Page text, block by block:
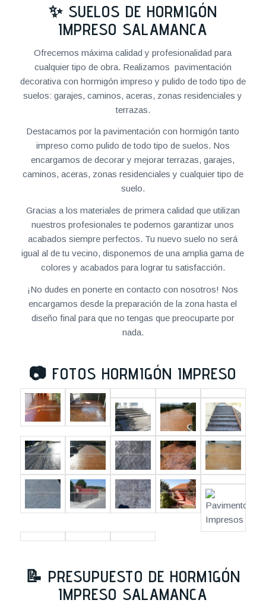
✨ SUELOS DE HORMIGÓN
IMPRESO SALAMANCA
Ofrecemos máxima calidad y profesionalidad para
cualquier tipo de obra. Realizamos pavimentación
decorativa con hormigón impreso y pulido de todo tipo de
suelos: garajes, caminos, aceras, zonas residenciales y
terrazas.
Destacamos por la pavimentación con hormigón tanto
impreso como pulido de todo tipo de suelos. Nos
encargamos de decorar y mejorar terrazas, garajes,
caminos, aceras, zonas residenciales y cualquier tipo de
suelo.
Gracias a los materiales de primera calidad que utilizan
nuestros profesionales te podemos garantizar unos
acabados siempre perfectos. Tu nuevo suelo no será
igual al de tu vecino, disponemos de una amplia gama de
colores y acabados para lograr tu satisfacción.
¡No dudes en ponerte en contacto con nosotros! Nos
encargamos desde la preparación de la zona hasta el
diseño final para que no tengas que preocuparte por
nada.
📷 FOTOS HORMIGÓN IMPRESO
📝 PRESUPUESTO DE HORMIGÓN
IMPRESO SALAMANCA